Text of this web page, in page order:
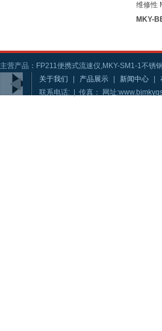
维修性
MKY-
主营产品：FP211便携式流速仪,MKY-SM1-1不锈
关于我们
产品展示 新闻中心
联系电话: | 传真： 网址